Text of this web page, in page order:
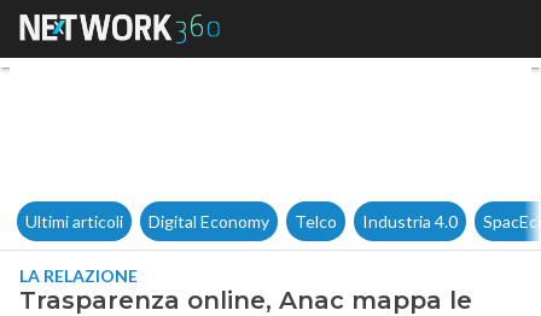
Trasparenza online, Anac
Ultimi articoli Digital Economy Telco Industria 4.0
LA RELAZIONE
Trasparenza online, Anac mappa le